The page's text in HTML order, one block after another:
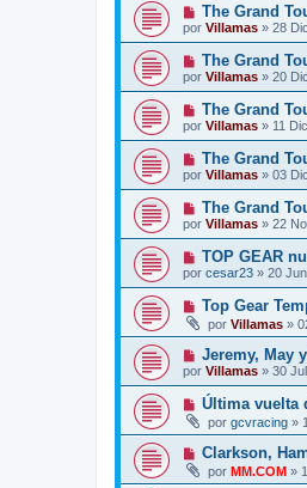
The Grand
por Villamas » 28
The Grand
por Villamas » 20
The Grand
por Villamas » 11
The Grand
por Villamas » 03
The Grand
por Villamas » 22
TOP GEAR
por cesar23 » 20
Top Gear
por Villamas »
Jeremy, May
por Villamas » 30
Última vuelta
por gcvracing »
Clarkson,
por MM.COM »